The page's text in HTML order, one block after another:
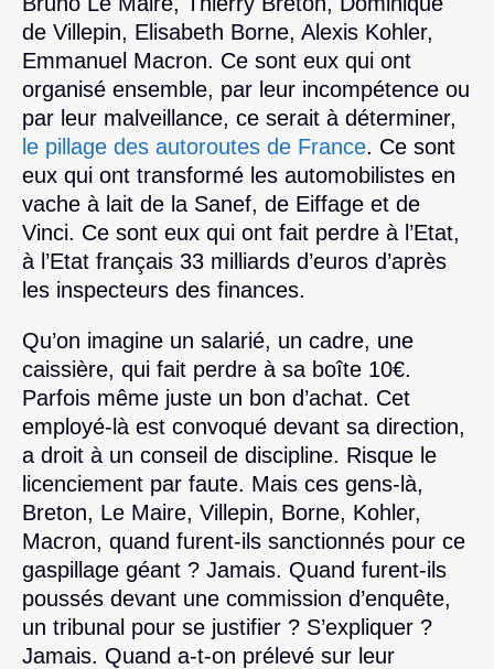
de Villepin, Elisabeth Borne, Alexis Kohler,
Emmanuel Macron. Ce sont eux qui ont
organisé ensemble, par leur incompétence ou
par leur malveillance, ce serait à déterminer,
le pillage des autoroutes de France. Ce sont
eux qui ont transformé les automobilistes en
vache à lait de la Sanef, de Eiffage et de
Vinci. Ce sont eux qui ont fait perdre à l’Etat,
à l’Etat français 33 milliards d’euros d’après
les inspecteurs des finances.
Qu’on imagine un salarié, un cadre, une
caissière, qui fait perdre à sa boîte 10€.
Parfois même juste un bon d’achat. Cet
employé-là est convoqué devant sa direction,
a droit à un conseil de discipline. Risque le
licenciement par faute. Mais ces gens-là,
Breton, Le Maire, Villepin, Borne, Kohler,
Macron, quand furent-ils sanctionnés pour ce
gaspillage géant ? Jamais. Quand furent-ils
poussés devant une commission d’enquête,
un tribunal pour se justifier ? S’expliquer ?
Jamais. Quand a-t-on prélevé sur leur